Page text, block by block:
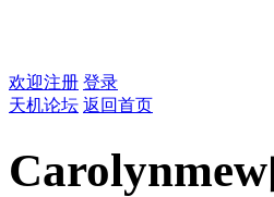
欢迎注册 登录
天机论坛 返回首页